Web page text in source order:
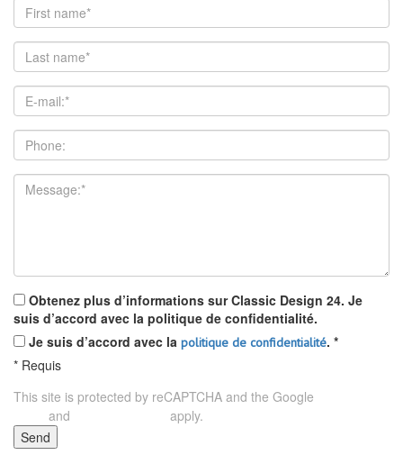
Obtenez plus d’informations sur Classic Design 24. Je
suis d’accord avec la politique de confidentialité.
Je suis d’accord avec la politique de confidentialité. *
* Requis
This site is protected by reCAPTCHA and the Google
and
apply.
Send